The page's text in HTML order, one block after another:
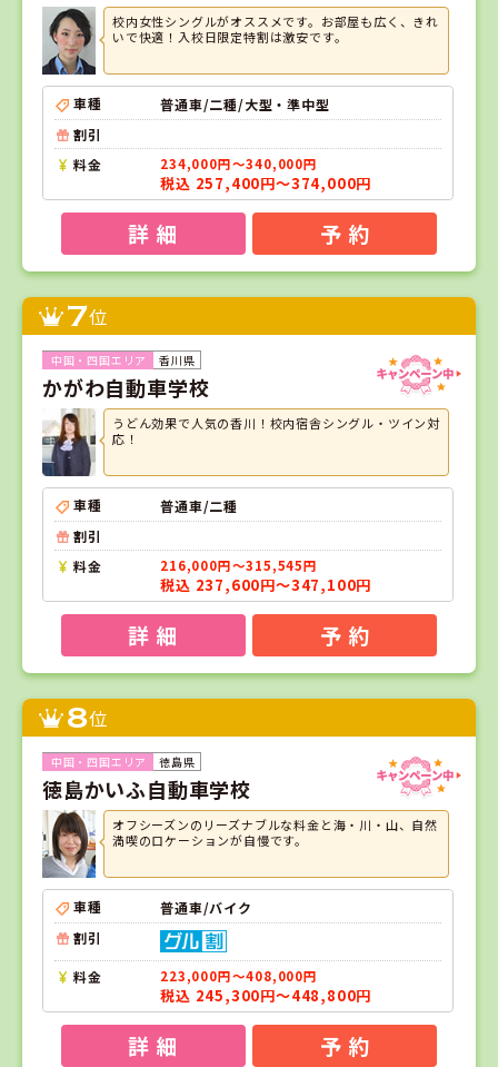
校内女性シングルがオススメです。お部屋も広く、きれ
いで快適！入校日限定特割は激安です。
車種
普通車/二種/大型・準中型
割引
料金
234,000円～340,000円
税込 257,400円～374,000円
詳 細 予 約
7位
香川県
かがわ自動車学校
うどん効果で人気の香川！校内宿舎シングル・ツイン対
応！
車種
普通車/二種
割引
料金
216,000円～315,545円
税込 237,600円～347,100円
詳 細 予 約
8位
徳島県
徳島かいふ自動車学校
オフシーズンのリーズナブルな料金と海・川・山、自然
満喫のロケーションが自慢です。
車種
普通車/バイク
割引
料金 223,000円～408,000円
税込 245,300円～448,800円
詳 細 予 約